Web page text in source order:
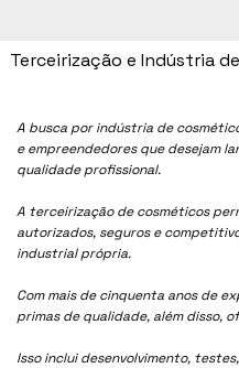
A busca por indústria de
e empreendedores que desejam
qualidade profissional.
A terceirização de cosméticos
autorizados, seguros e
industrial própria.
Com mais de cinquenta anos de
primas de qualidade, além disso,
Isso inclui desenvolvimento,
Terceirização e Indústria